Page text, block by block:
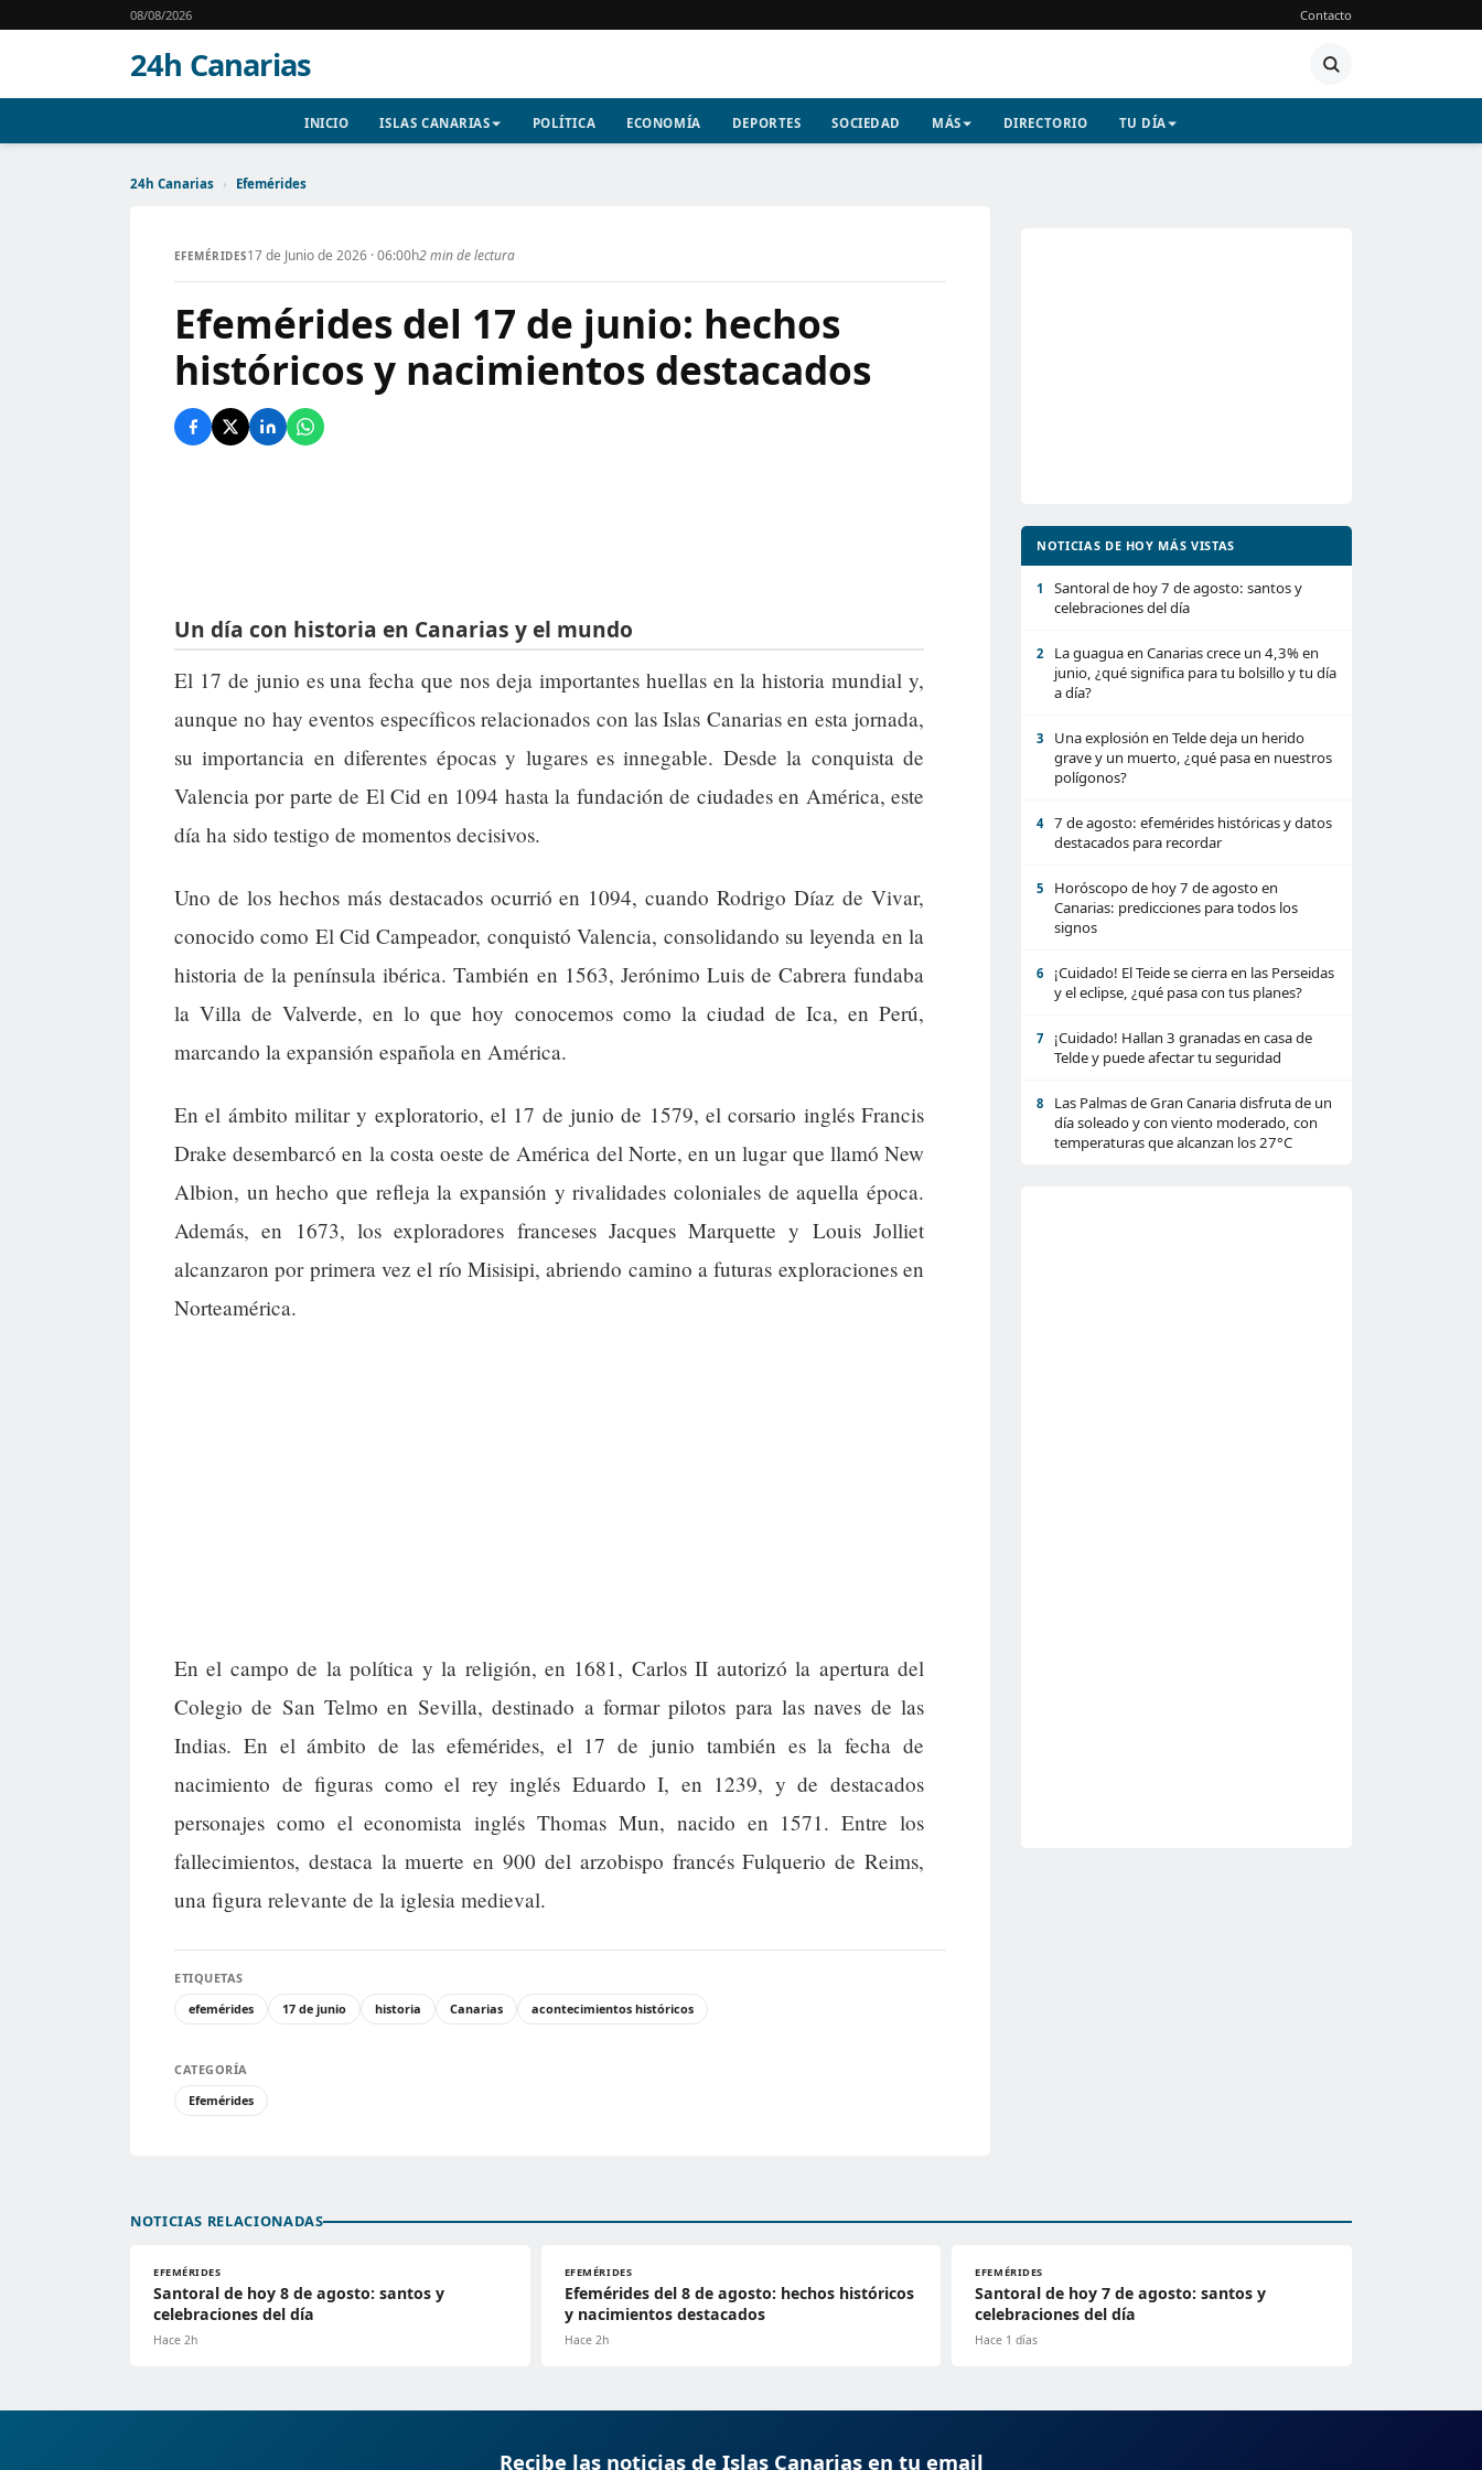
08/08/2026 Contacto
24h Canarias
INICIO ISLAS CANARIAS POLÍTICA ECONOMÍA DEPORTES SOCIEDAD MÁS DIRECTORIO TU DÍA
24h Canarias › Efemérides
EFEMÉRIDES17 de Junio de 2026 · 06:00h2 min de lectura
Efemérides del 17 de junio: hechos
históricos y nacimientos destacados
Un día con historia en Canarias y el mundo
El 17 de junio es una fecha que nos deja importantes huellas en la historia mundial y,
aunque no hay eventos específicos relacionados con las Islas Canarias en esta jornada,
su importancia en diferentes épocas y lugares es innegable. Desde la conquista de
Valencia por parte de El Cid en 1094 hasta la fundación de ciudades en América, este
día ha sido testigo de momentos decisivos.
Uno de los hechos más destacados ocurrió en 1094, cuando Rodrigo Díaz de Vivar,
conocido como El Cid Campeador, conquistó Valencia, consolidando su leyenda en la
historia de la península ibérica. También en 1563, Jerónimo Luis de Cabrera fundaba
la Villa de Valverde, en lo que hoy conocemos como la ciudad de Ica, en Perú,
marcando la expansión española en América.
En el ámbito militar y exploratorio, el 17 de junio de 1579, el corsario inglés Francis
Drake desembarcó en la costa oeste de América del Norte, en un lugar que llamó New
Albion, un hecho que refleja la expansión y rivalidades coloniales de aquella época.
Además, en 1673, los exploradores franceses Jacques Marquette y Louis Jolliet
alcanzaron por primera vez el río Misisipi, abriendo camino a futuras exploraciones en
Norteamérica.
En el campo de la política y la religión, en 1681, Carlos II autorizó la apertura del
Colegio de San Telmo en Sevilla, destinado a formar pilotos para las naves de las
Indias. En el ámbito de las efemérides, el 17 de junio también es la fecha de
nacimiento de figuras como el rey inglés Eduardo I, en 1239, y de destacados
personajes como el economista inglés Thomas Mun, nacido en 1571. Entre los
fallecimientos, destaca la muerte en 900 del arzobispo francés Fulquerio de Reims,
una figura relevante de la iglesia medieval.
ETIQUETAS
efemérides
17 de junio historia Canarias acontecimientos históricos
CATEGORÍA
Efemérides
NOTICIAS DE HOY MÁS VISTAS
1
Santoral de hoy 7 de agosto: santos y
celebraciones del día
2
La guagua en Canarias crece un 4,3% en
junio, ¿qué significa para tu bolsillo y tu día
a día?
3
Una explosión en Telde deja un herido
grave y un muerto, ¿qué pasa en nuestros
polígonos?
4
7 de agosto: efemérides históricas y datos
destacados para recordar
5
Horóscopo de hoy 7 de agosto en
Canarias: predicciones para todos los
signos
6
¡Cuidado! El Teide se cierra en las Perseidas
y el eclipse, ¿qué pasa con tus planes?
7
¡Cuidado! Hallan 3 granadas en casa de
Telde y puede afectar tu seguridad
8
Las Palmas de Gran Canaria disfruta de un
día soleado y con viento moderado, con
temperaturas que alcanzan los 27°C
NOTICIAS RELACIONADAS
EFEMÉRIDES
Santoral de hoy 8 de agosto: santos y
celebraciones del día
Hace 2h
EFEMÉRIDES
Efemérides del 8 de agosto: hechos históricos
y nacimientos destacados
Hace 2h
EFEMÉRIDES
Santoral de hoy 7 de agosto: santos y
celebraciones del día
Hace 1 días
Recibe las noticias de Islas Canarias en tu email